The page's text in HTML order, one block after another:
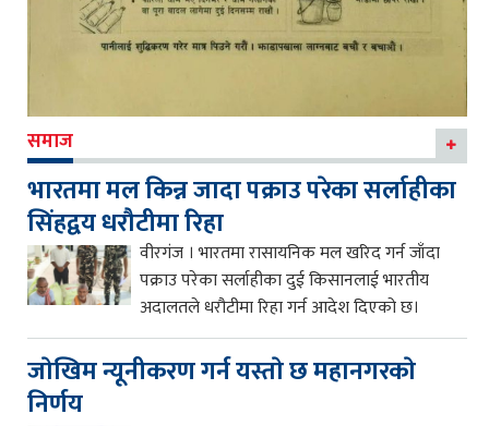
समाज
भारतमा मल किन्न जादा पक्राउ परेका सर्लाहीका
सिंहद्वय धरौटीमा रिहा
वीरगंज । भारतमा रासायनिक मल खरिद गर्न जाँदा
पक्राउ परेका सर्लाहीका दुई किसानलाई भारतीय
अदालतले धरौटीमा रिहा गर्न आदेश दिएको छ।
जाेखिम न्यूनीकरण गर्न यस्ताे छ महानगरकाे
निर्णय